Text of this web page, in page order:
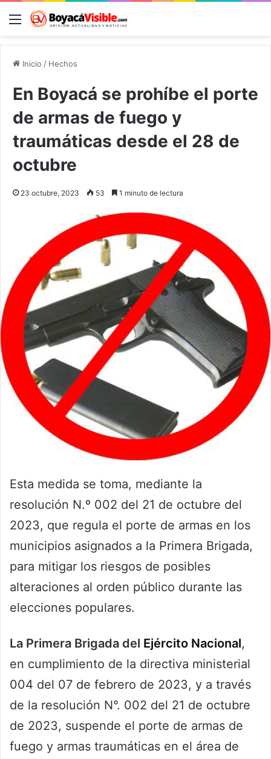
Menú
Inicio / Hechos
En Boyacá se prohíbe el porte
de armas de fuego y
traumáticas desde el 28 de
octubre
23 octubre, 2023 53 1 minuto de lectura
Esta medida se toma, mediante la
resolución N.º 002 del 21 de octubre del
2023, que regula el porte de armas en los
municipios asignados a la Primera Brigada,
para mitigar los riesgos de posibles
alteraciones al orden público durante las
elecciones populares.
La Primera Brigada del Ejército Nacional,
en cumplimiento de la directiva ministerial
004 del 07 de febrero de 2023, y a través
de la resolución N°. 002 del 21 de octubre
de 2023, suspende el porte de armas de
fuego y armas traumáticas en el área de